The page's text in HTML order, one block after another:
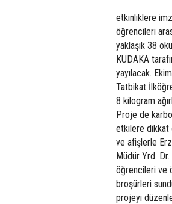
etkinliklere
öğrencileri
yaklaşık 38
KUDAKA
yayılacak.
Tatbikat
8 kilogram
Proje de
etkilere dikkat
ve afişlerle
Müdür Yrd.
öğrencileri ve
broşürleri
projeyi